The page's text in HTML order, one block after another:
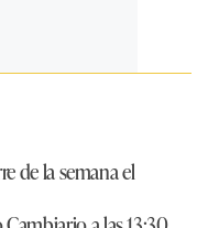
de la semana el